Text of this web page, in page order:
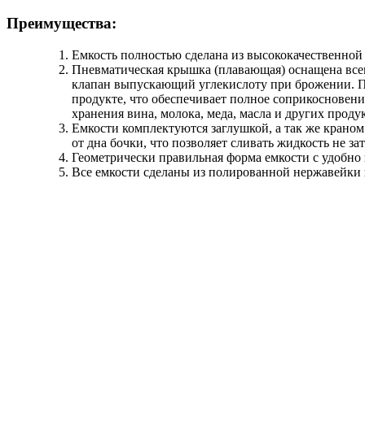
Преимущества:
Емкость полностью сделана из
Пневматическая крышка (плавающая) оснащена
клапан выпускающий углекислоту при брожении.
продукте, что обеспечивает полное
хранения вина, молока, меда, масла и других
Емкости комплектуются заглушкой, а так же
от дна бочки, что позволяет сливать жидкость не
Геометрически правильная форма емкости с
Все емкости сделаны из полированной